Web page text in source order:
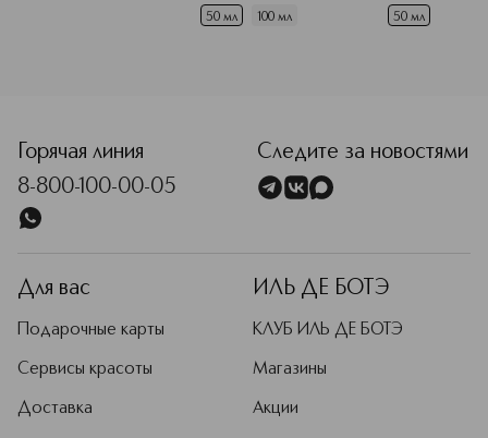
50 мл 100 мл 50 мл
Горячая линия
8-800-100-00-05
Следите за новостями
Для вас
Подарочные карты
Сервисы красоты
Доставка
ИЛЬ ДЕ БОТЭ
КЛУБ ИЛЬ ДЕ БОТЭ
Магазины
Акции